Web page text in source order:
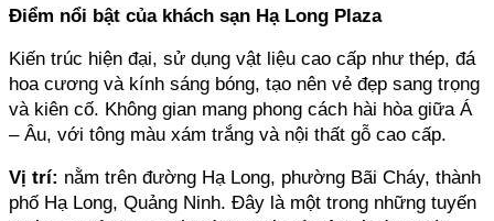
Điểm nổi bật của khách sạn Hạ Long Plaza
Kiến trúc hiện đại, sử dụng vật liệu cao cấp như thép, đá
hoa cương và kính sáng bóng, tạo nên vẻ đẹp sang trọng
và kiên cố. Không gian mang phong cách hài hòa giữa Á
– Âu, với tông màu xám trắng và nội thất gỗ cao cấp.
Vị trí: nằm trên đường Hạ Long, phường Bãi Cháy, thành
phố Hạ Long, Quảng Ninh. Đây là một trong những tuyến